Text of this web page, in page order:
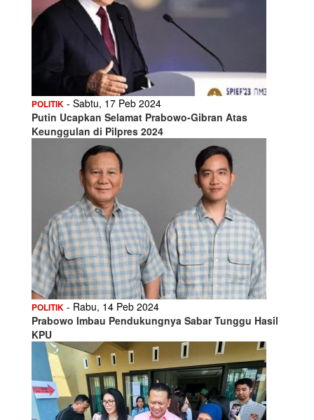
POLITIK - Sabtu, 17 Peb 2024
Putin Ucapkan Selamat Prabowo-Gibran Atas
Keunggulan di Pilpres 2024
POLITIK - Rabu, 14 Peb 2024
Prabowo Imbau Pendukungnya Sabar Tunggu Hasil
KPU